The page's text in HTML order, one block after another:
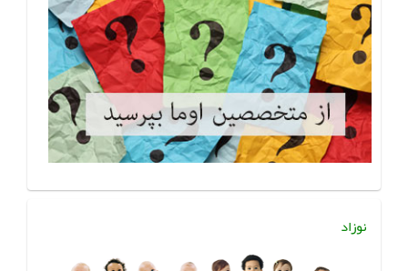
نوزاد